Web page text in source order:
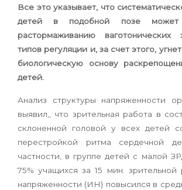
Все это указывает, что
детей в подобной позе
растормаживанию ваготонических
типов регуляции и, за счет этого,
биологическую основу
детей.
Анализ структуры напряженности
выявил,, что зрительная работа в
склоненной головой у всех детей
перестройкой ритма сердечной
частности, в группе детей с малой
75% учащихся за 15 мин. зрительной
напряженности (ИН) повысился в